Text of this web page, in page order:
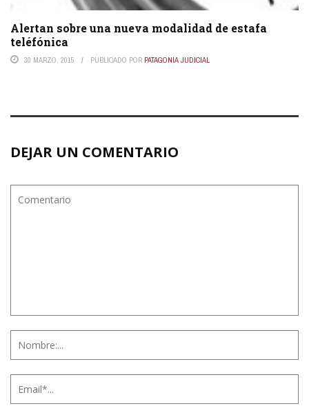
Alertan sobre una nueva modalidad de estafa
teléfónica
30 MARZO, 2015 PUBLICADO POR PATAGONIA JUDICIAL
DEJAR UN COMENTARIO